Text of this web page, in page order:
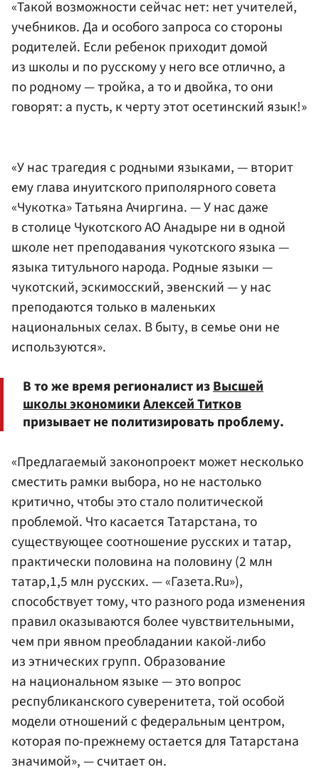
«Такой возможности сейчас нет: нет учителей,
учебников. Да и особого запроса со стороны
родителей. Если ребенок приходит домой
из школы и по русскому у него все отлично, а
по родному — тройка, а то и двойка, то они
говорят: а пусть, к черту этот осетинский язык!»
«У нас трагедия с родными языками, — вторит
ему глава инуитского приполярного совета
«Чукотка» Татьяна Ачиргина. — У нас даже
в столице Чукотского АО Анадыре ни в одной
школе нет преподавания чукотского языка —
языка титульного народа. Родные языки —
чукотский, эскимосский, эвенский — у нас
преподаются только в маленьких
национальных селах. В быту, в семье они не
используются».
В то же время регионалист изВысшей
школы экономикиАлексей Титков
призывает не политизировать проблему.
«Предлагаемый законопроект может несколько
сместить рамки выбора, но не настолько
критично, чтобы это стало политической
проблемой. Что касается Татарстана, то
существующее соотношение русских и татар,
практически половина на половину (2 млн
татар,1,5 млн русских. — «Газета.Ru»),
способствует тому, что разного рода изменения
правил оказываются более чувствительными,
чем при явном преобладании какой-либо
из этнических групп. Образование
на национальном языке — это вопрос
республиканского суверенитета, той особой
модели отношений с федеральным центром,
которая по-прежнему остается для Татарстана
значимой», — считает он.